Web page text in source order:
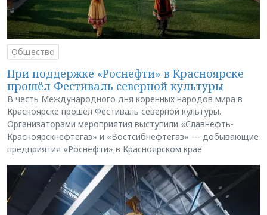
Общество
При поддержке «Роснефти» в Красноярске
прошёл Фестиваль северной культуры
В честь Международного дня коренных народов мира в
Красноярске прошёл Фестиваль северной культуры.
Организаторами мероприятия выступили «Славнефть-
Красноярскнефтегаз» и «Востсибнефтегаз» — добывающие
предприятия «Роснефти» в Красноярском крае